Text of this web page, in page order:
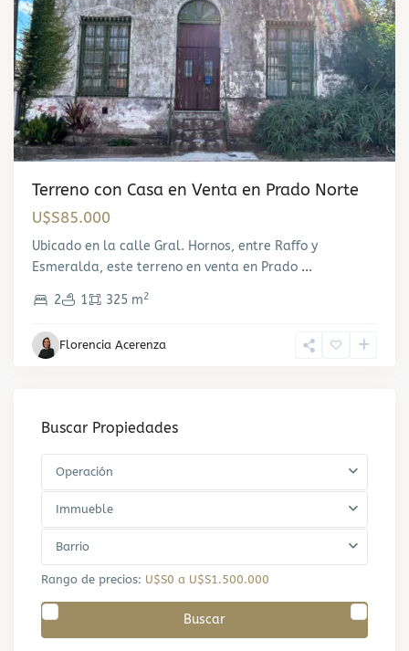
Terreno con Casa en Venta en Prado Norte
U$S85.000
Ubicado en la calle Gral. Hornos, entre Raffo y
Esmeralda, este terreno en venta en Prado ...
2 1 325 m2
Florencia Acerenza
Buscar Propiedades
Operación
Immueble
Barrio
Rango de precios: U$S0 a U$S1.500.000
Buscar